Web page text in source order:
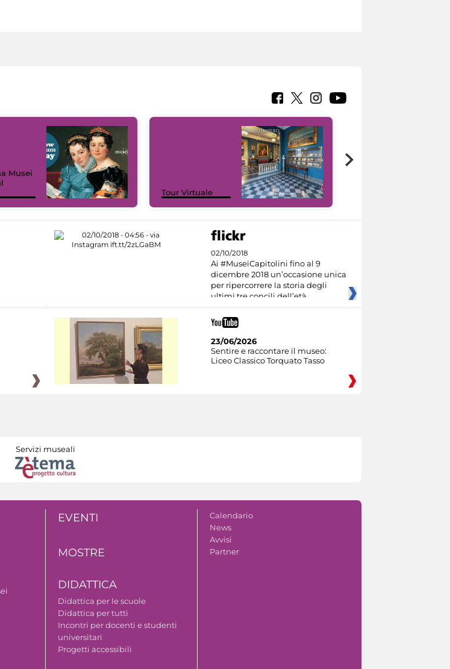
Musei
Tour Virtuale
02/10/2018
Ai #MuseiCapitolini fino al 9
dicembre 2018 un’occasione unica
per ripercorrere la storia degli
ultimi tre concili dell’età
23/06/2026
Sentire e raccontare il museo:
Liceo Classico Torquato Tasso
Servizi museali
EVENTI
MOSTRE
DIDATTICA
Didattica per le scuole
Didattica per tutti
Incontri per docenti e studenti
universitari
Progetti accessibili
Calendario
News
Avvisi
Partner